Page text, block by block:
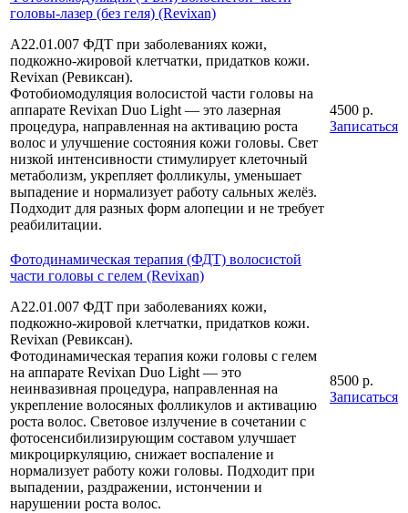
головы-лазер (без геля) (Revixan)
А22.01.007 ФДТ при заболеваниях кожи,
подкожно-жировой клетчатки, придатков кожи.
Revixan (Ревиксан).
Фотобиомодуляция волосистой части головы на
аппарате Revixan Duo Light — это лазерная
процедура, направленная на активацию роста
волос и улучшение состояния кожи головы. Свет
низкой интенсивности стимулирует клеточный
метаболизм, укрепляет фолликулы, уменьшает
выпадение и нормализует работу сальных желёз.
Подходит для разных форм алопеции и не требует
реабилитации.
4500 р.
Записаться
Фотодинамическая терапия (ФДТ) волосистой
части головы с гелем (Revixan)
А22.01.007 ФДТ при заболеваниях кожи,
подкожно-жировой клетчатки, придатков кожи.
Revixan (Ревиксан).
Фотодинамическая терапия кожи головы с гелем
на аппарате Revixan Duo Light — это
неинвазивная процедура, направленная на
укрепление волосяных фолликулов и активацию
роста волос. Световое излучение в сочетании с
фотосенсибилизирующим составом улучшает
микроциркуляцию, снижает воспаление и
нормализует работу кожи головы. Подходит при
выпадении, раздражении, истончении и
нарушении роста волос.
8500 р.
Записаться